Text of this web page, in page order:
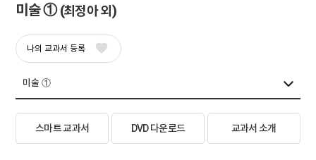
미술 ①(최정아 외)
나의 교과서 등록
스마트 교과서 DVD 다운로드 교과서 소개